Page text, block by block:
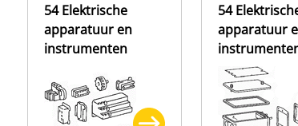
54 Elektrische
apparatuur en
instrumenten
54
apparatuur